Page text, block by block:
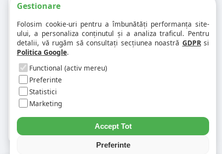
funcție de numar?
2. Pot exista mai multe coduri postale
pe aceeasi strada?
3. Cum gasesc rapid codul postal
pentru alta strada sau alt oras?
Gestionare
Folosim cookie-uri pentru a îmbunătăți performanța site-
ului, a personaliza conținutul și a analiza traficul. Pentru
detalii, vă rugăm să consultați secțiunea noastră GDPRsi
Politica Google.
Functional (activ mereu)
Preferinte
Statistici
Marketing
Accept Tot
Preferinte